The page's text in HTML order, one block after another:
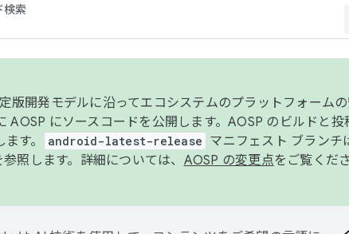
索
版開発モデルに沿ってエコシステムのプラットフォーム
AOSP にソースコードを公開します。AOSP のビルドと投
す。 android-latest-release マニフェスト ブランチ
照します。詳細については、 AOSP の変更点をご覧くだ